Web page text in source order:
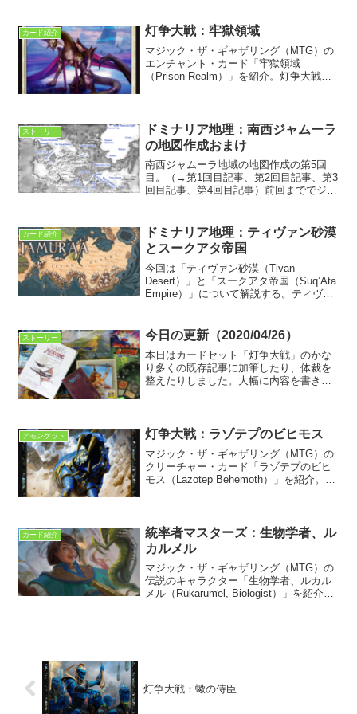
カード紹介 灯争大戦：牢獄領域
マジック・ザ・ギャザリング（MTG）の
エンチャント・カード「牢獄領域
（Prison Realm）」を紹介。灯争大戦に
ストーリー
ドミナリア地理：南西ジャムーラ
の地図作成おまけ
南西ジャムーラ地域の地図作成の第5回
目。（→第1回目記事、第2回目記事、第3
回目記事、第4回目記事）前回まででジャ
た。だから、今回はちょっと毛色の違う
内容を話したいと思う...
カード紹介
ドミナリア地理：ティヴァン砂漠
とスークアタ帝国
今回は「ティヴァン砂漠（Tivan
Desert）」と「スークアタ帝国（Suq’Ata
Empire）」について解説する。ティヴァ
てスークアタ帝国はジャムーラ大陸の大
部...
ストーリー 今日の更新（2020/04/26）
本日はカードセット「灯争大戦」のかな
り多くの既存記事に加筆したり、体裁を
整えたりしました。大幅に内容を書き加
たのか？ネタバレの部分...
アモンケット 灯争大戦：ラゾテプのビヒモス
マジック・ザ・ギャザリング（MTG）の
クリーチャー・カード「ラゾテプのビヒ
モス（Lazotep Behemoth）」を紹介。灯
カード紹介
統率者マスターズ：生物学者、ル
カルメル
マジック・ザ・ギャザリング（MTG）の
伝説のキャラクター「生物学者、ルカル
メル（Rukarumel, Biologist）」を紹介。
灯争大戦：蠍の侍臣